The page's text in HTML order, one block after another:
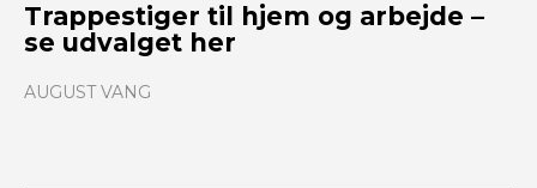
Trappestiger til hjem og arbejde –
se udvalget her
AUGUST VANG